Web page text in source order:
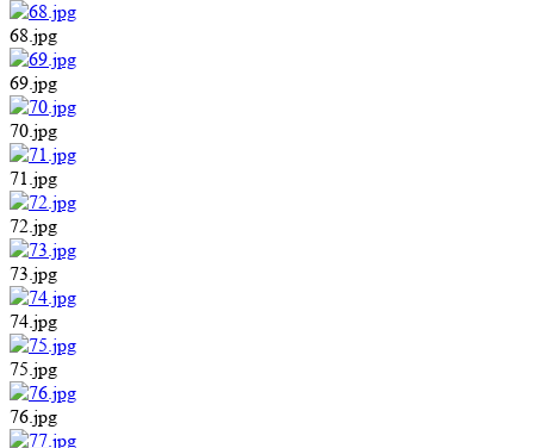
68.jpg
69.jpg
70.jpg
71.jpg
72.jpg
73.jpg
74.jpg
75.jpg
76.jpg